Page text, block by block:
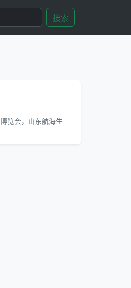
搜索
览会，山东航海生